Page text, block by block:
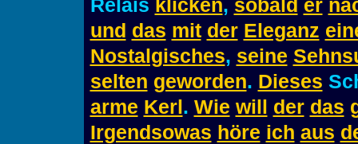
Relais klicken, sobald er
und das mit der Eleganz
Nostalgisches, seine
selten geworden. Dieses
arme Kerl . Wie will der das
Irgendsowas höre ich aus